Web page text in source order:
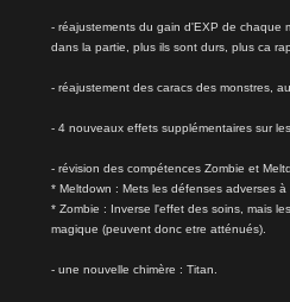
- réajustements du gain d'EXP de chaque
dans la partie, plus ils sont durs, plus ca
- réajustement des caracs des monstres,
- 4 nouveaux effets supplémentaires sur
- révision des compétences Zombie et
* Meltdown : Mets les défenses adverses
* Zombie : Inverse l'effet des soins, mais
magique (peuvent donc etre atténués).
- une nouvelle chimère : Titan.